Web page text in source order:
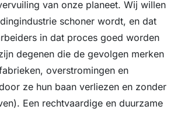
van onze planeet. Wij willen
schoner wordt, en dat
in dat proces goed worden
degenen die de gevolgen merken
overstromingen en
ze hun baan verliezen en zonder
Een rechtvaardige en duurzame